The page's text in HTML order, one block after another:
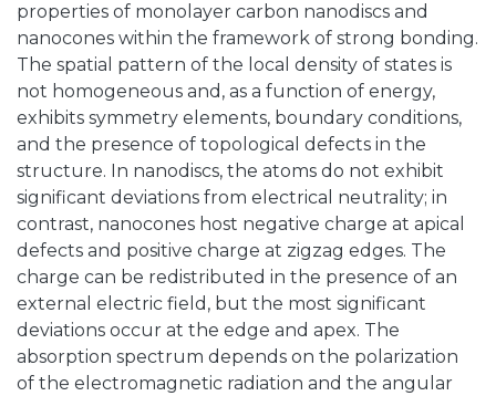
properties of monolayer carbon nanodiscs and
nanocones within the framework of strong bonding.
The spatial pattern of the local density of states is
not homogeneous and, as a function of energy,
exhibits symmetry elements, boundary conditions,
and the presence of topological defects in the
structure. In nanodiscs, the atoms do not exhibit
significant deviations from electrical neutrality; in
contrast, nanocones host negative charge at apical
defects and positive charge at zigzag edges. The
charge can be redistributed in the presence of an
external electric field, but the most significant
deviations occur at the edge and apex. The
absorption spectrum depends on the polarization
of the electromagnetic radiation and the angular